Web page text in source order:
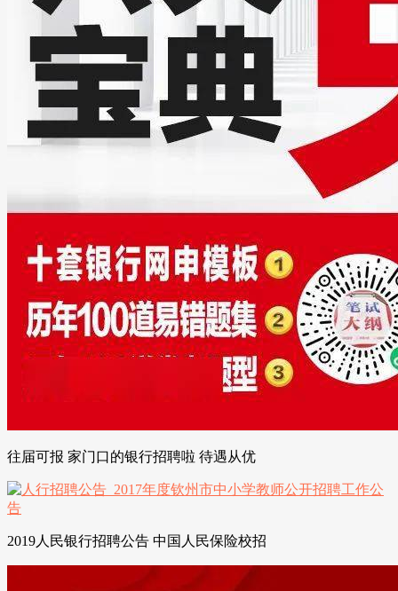
往届可报 家门口的银行招聘啦 待遇从优
2019人民银行招聘公告 中国人民保险校招